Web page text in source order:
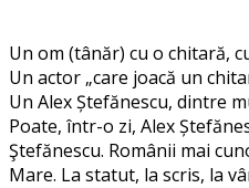
Un om (tânăr) cu o chitară,
Un actor „care joacă un
Un Alex Ștefănescu, dintre
Poate, într-o zi, Alex
Ştefănescu. Românii mai
Mare. La statut, la scris, la